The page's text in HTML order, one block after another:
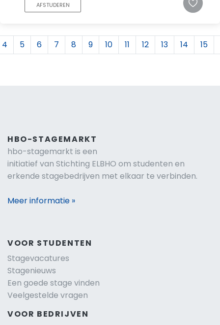
AFSTUDEREN
4 5 6 7 8 9 10 11 12 13 14 15
HBO-STAGEMARKT
hbo-stagemarkt is een
initiatief van Stichting ELBHO om studenten en
erkende stagebedrijven met elkaar te verbinden.
Meer informatie »
VOOR STUDENTEN
Stagevacatures
Stagenieuws
Een goede stage vinden
Veelgestelde vragen
VOOR BEDRIJVEN